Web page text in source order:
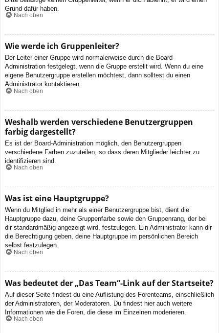
Grund dafür haben.
Nach oben
Wie werde ich Gruppenleiter?
Der Leiter einer Gruppe wird normalerweise durch die Board-
Administration festgelegt, wenn die Gruppe erstellt wird. Wenn du eine
eigene Benutzergruppe erstellen möchtest, dann solltest du einen
Administrator kontaktieren.
Nach oben
Weshalb werden verschiedene Benutzergruppen
farbig dargestellt?
Es ist der Board-Administration möglich, den Benutzergruppen
verschiedene Farben zuzuteilen, so dass deren Mitglieder leichter zu
identifizieren sind.
Nach oben
Was ist eine Hauptgruppe?
Wenn du Mitglied in mehr als einer Benutzergruppe bist, dient die
Hauptgruppe dazu, deine Gruppenfarbe sowie den Gruppenrang, der bei
dir standardmäßig angezeigt wird, festzulegen. Ein Administrator kann dir
die Berechtigung geben, deine Hauptgruppe im persönlichen Bereich
selbst festzulegen.
Nach oben
Was bedeutet der „Das Team“-Link auf der Startseite?
Auf dieser Seite findest du eine Auflistung des Forenteams, einschließlich
der Administratoren, der Moderatoren. Du findest hier auch weitere
Informationen wie die Foren, die diese im Einzelnen moderieren.
Nach oben